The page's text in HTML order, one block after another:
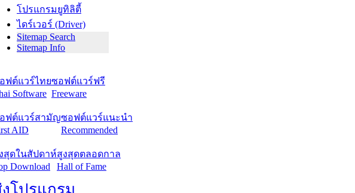
โปรแกรมยูทิลิตี้
ไดร์เวอร์ (Driver)
Sitemap Search
Sitemap Info
ฟต์แวร์ไทย
Software
ซอฟต์แวร์ฟรี
Freeware
ฟต์แวร์สามัญ
AID
ซอฟต์แวร์แนะนำ
Recommended
สุดในสัปดาห์
Download
สูงสุดตลอดกาล
Hall of Fame